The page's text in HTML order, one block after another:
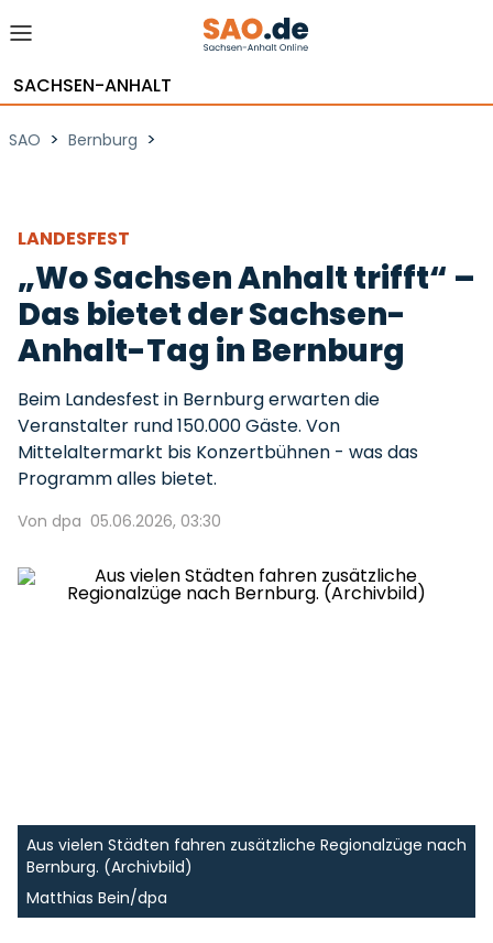
SACHSEN-ANHALT
SAO > Bernburg >
LANDESFEST
„Wo Sachsen Anhalt trifft“ –
Das bietet der Sachsen-
Anhalt-Tag in Bernburg
Beim Landesfest in Bernburg erwarten die
Veranstalter rund 150.000 Gäste. Von
Mittelaltermarkt bis Konzertbühnen - was das
Programm alles bietet.
Von dpa 05.06.2026, 03:30
Aus vielen Städten fahren zusätzliche Regionalzüge nach
Bernburg. (Archivbild)
Matthias Bein/dpa